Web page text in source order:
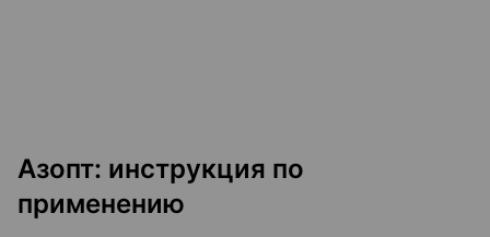
Азопт: инструкция по
применению